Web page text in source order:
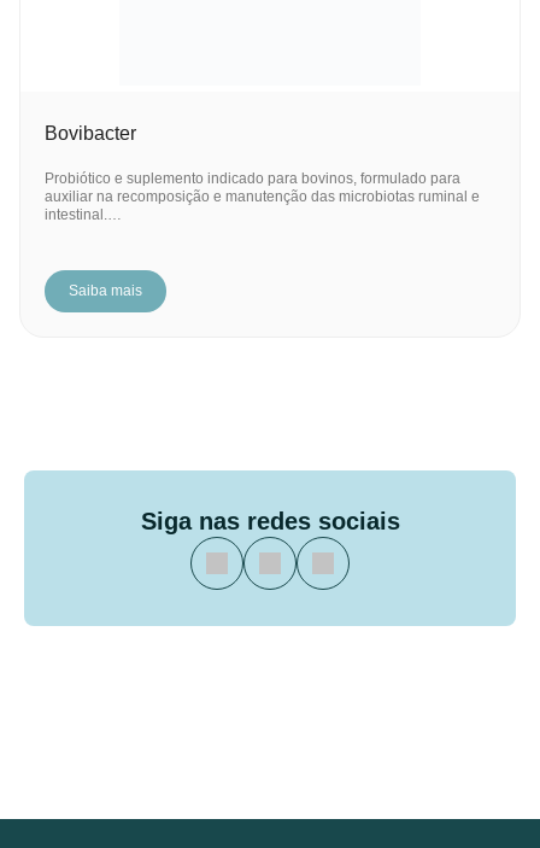
Bovibacter
Probiótico e suplemento indicado para bovinos, formulado para
auxiliar na recomposição e manutenção das microbiotas ruminal e
intestinal.…
Saiba mais
Siga nas redes sociais